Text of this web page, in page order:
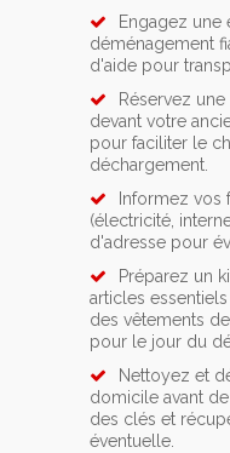
Engagez une
déménagement
d'aide pour
Réservez
devant votre
pour faciliter le
déchargement.
Informez vos
(électricité,
d'adresse pour
Préparez un
articles
des vêtements
pour le jour du
Nettoyez et
domicile avant
des clés et
éventuelle.